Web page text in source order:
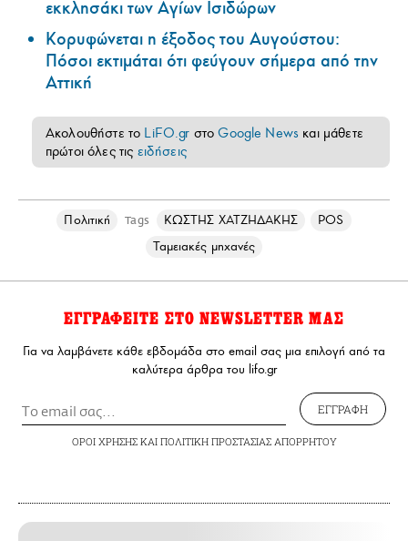
εκκλησάκι των Αγίων Ισιδώρων
Κορυφώνεται η έξοδος του Αυγούστου:
Πόσοι εκτιμάται ότι φεύγουν σήμερα από την
Αττική
Ακολουθήστε το LiFO.gr στοGoogle News και μάθετε
πρώτοι όλες τις ειδήσεις
Πολιτική Tags ΚΩΣΤΗΣ ΧΑΤΖΗΔΑΚΗΣ
POS
Ταμειακές μηχανές
ΕΓΓΡΑΦΕΙΤΕ ΣΤΟ NEWSLETTER ΜΑΣ
Για να λαμβάνετε κάθε εβδομάδα στο email σας μια επιλογή από τα
καλύτερα άρθρα του lifo.gr
ΕΓΓΡΑΦΗ
ΟΡΟΙ ΧΡΗΣΗΣΚΑΙ ΠΟΛΙΤΙΚΗ ΠΡΟΣΤΑΣΙΑΣ ΑΠΟΡΡΗΤΟΥ